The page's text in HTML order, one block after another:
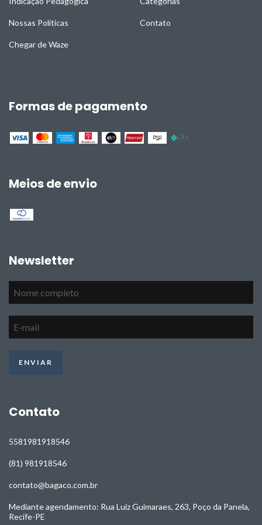
Nossas Políticas Contato
Chegar de Waze
Formas de pagamento
Meios de envio
Newsletter
Contato
5581981918546
(81) 981918546
contato@bagaco.com.br
Mediante agendamento: Rua Luiz Guimaraes, 263, Poço da Panela,
Recife-PE